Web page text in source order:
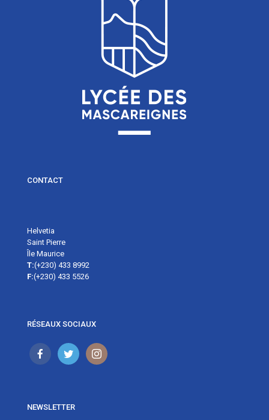
CONTACT
Helvetia
Saint Pierre
Île Maurice
T:(+230) 433 8992
F:(+230) 433 5526
RÉSEAUX SOCIAUX
NEWSLETTER